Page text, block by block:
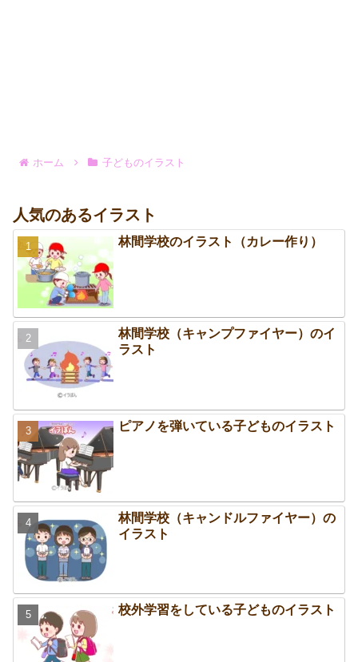
ホーム 子どものイラスト
人気のあるイラスト
林間学校のイラスト（カレー作り）
林間学校（キャンプファイヤー）のイ
ラスト
ピアノを弾いている子どものイラスト
林間学校（キャンドルファイヤー）の
イラスト
校外学習をしている子どものイラスト